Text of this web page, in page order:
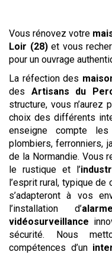
Vous rénovez votre
Loir (28) et vous
pour un ouvrage
La réfection des
des Artisans du
structure, vous
choix des différents
enseigne compte
plombiers, ferronniers,
de la Normandie. Vous
le rustique et l’
l’esprit rural, typique de
s’adapteront à vos
l’installation d’
vidéosurveillance
sécurité. Nous
compétences d’un